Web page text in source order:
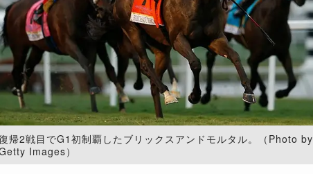
帰2戦目でG1初制覇したブリックスアンドモルタル。（Photo by
Images）